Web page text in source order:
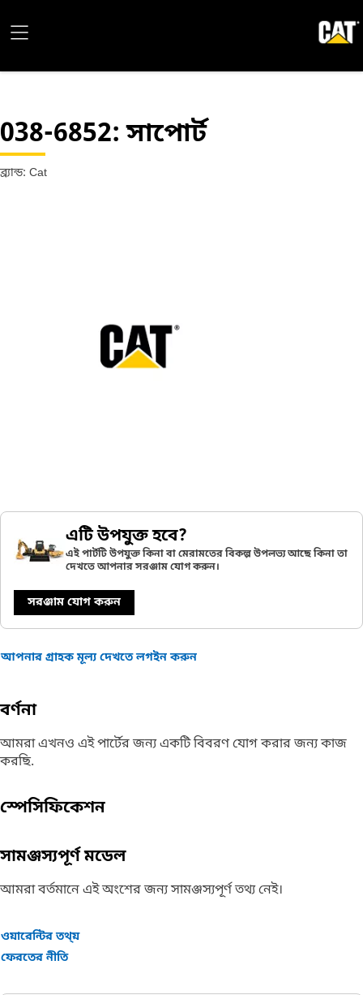
038-6852: সাপোর্ট
ব্র্যান্ড: Cat
এটি উপযুক্ত হবে?
এই পার্টটি উপযুক্ত কিনা বা মেরামতের বিকল্প উপলভ্য আছে কিনা তা
দেখতে আপনার সরঞ্জাম যোগ করুন।
সরঞ্জাম যোগ করুন
আপনার গ্রাহক মূল্য দেখতে লগইন করুন
বর্ণনা
আমরা এখনও এই পার্টের জন্য একটি বিবরণ যোগ করার জন্য কাজ
করছি.
স্পেসিফিকেশন
সামঞ্জস্যপূর্ণ মডেল
আমরা বর্তমানে এই অংশের জন্য সামঞ্জস্যপূর্ণ তথ্য নেই।
ওয়ারেন্টির তথ্য়
ফেরতের নীতি